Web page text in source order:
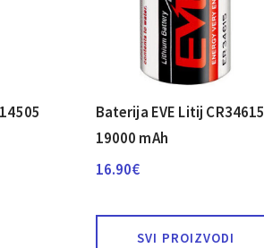
Baterija EVE Litij CR34615
19000 mAh
16.90€
SVI PROIZVODI